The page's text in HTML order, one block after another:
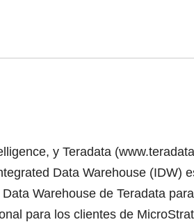
y Teradata
Data Warehouse (IDW)
Warehouse de Teradata
para los clientes de